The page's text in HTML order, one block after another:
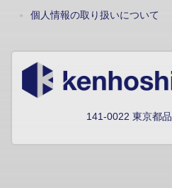
個人情報の取り扱いについて
141-0022 東京都